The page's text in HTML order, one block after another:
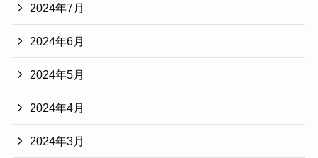
2024年7月
2024年6月
2024年5月
2024年4月
2024年3月